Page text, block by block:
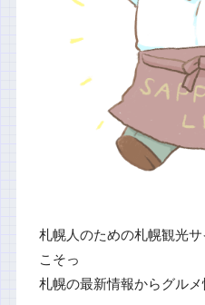
札幌人のための札幌観光
こそっ
札幌の最新情報からグル